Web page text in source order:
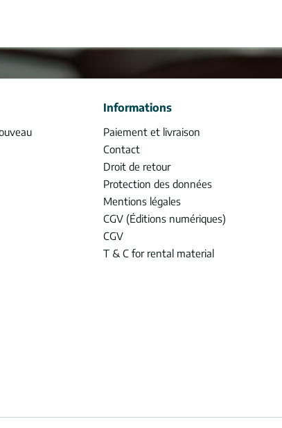
Informations
Paiement et livraison
Contact
Droit de retour
Protection des données
Mentions légales
CGV (Éditions numériques)
CGV
T & C for rental material